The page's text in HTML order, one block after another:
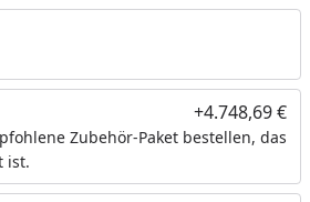
+4.748,69 €
Zubehör-Paket bestellen, das
ist.